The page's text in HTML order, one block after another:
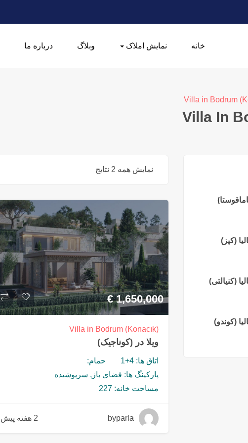
خانه نمایش املاک وبلاگ درباره ما
Villa in Bodrum
Villa In
(کپز)
(کنیالتی)
(کوندو)
نمایش همه 2 نتایج
1,650,000
€
Villa in Bodrum (Konacık)
ویلا در (کوناجیک)
اتاق ها: 4+1
حمام:
پارکینگ ها: فضای باز, سرپوشیده
مساحت خانه: 227
byparla 2 هفته پیش